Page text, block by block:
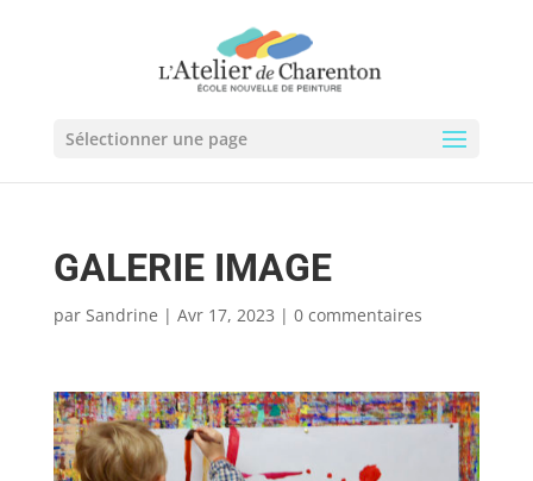
Sélectionner une page
GALERIE IMAGE
par Sandrine | Avr 17, 2023 | 0 commentaires